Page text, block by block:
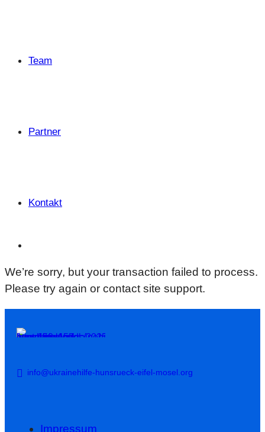
Team
Partner
Kontakt
We’re sorry, but your transaction failed to process.
Please try again or contact site support.
info@ukrainehilfe-hunsrueck-eifel-mosel.org
Impressum